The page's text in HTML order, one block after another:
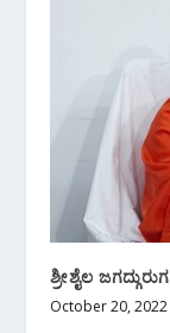
ಶ್ರೀಶೈಲ
October 20, 2022